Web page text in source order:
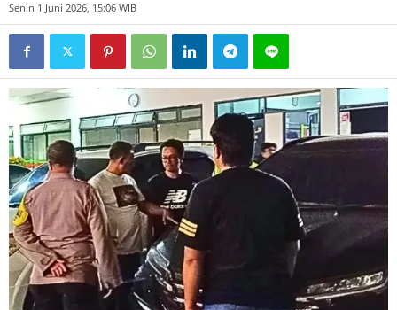
Senin 1 Juni 2026, 15:06 WIB